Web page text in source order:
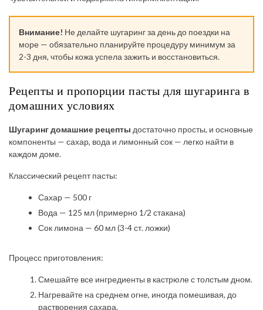
Внимание! Не делайте шугаринг за день до поездки на
море — обязательно планируйте процедуру минимум за
2-3 дня, чтобы кожа успела зажить и восстановиться.
Рецепты и пропорции пасты для шугаринга в
домашних условиях
Шугаринг домашние рецепты достаточно просты, и основные
компоненты — сахар, вода и лимонный сок — легко найти в
каждом доме.
Классический рецепт пасты:
Сахар — 500 г
Вода — 125 мл (примерно 1/2 стакана)
Сок лимона — 60 мл (3-4 ст. ложки)
Процесс приготовления:
Смешайте все ингредиенты в кастрюле с толстым дном.
Нагревайте на среднем огне, иногда помешивая, до
растворения сахара.